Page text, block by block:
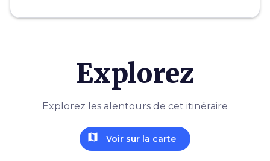
Explorez
Explorez les alentours de cet itinéraire
map Voir sur la carte